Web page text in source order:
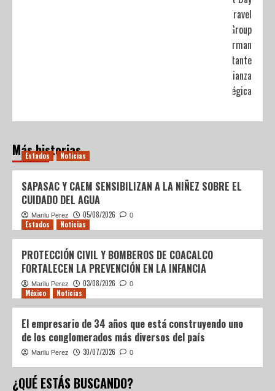
Travel
Group
firman
importante
alianza
estratégica
Más historias
Estados Noticias
SAPASAC Y CAEM SENSIBILIZAN A LA NIÑEZ SOBRE EL
CUIDADO DEL AGUA
Marilu Perez 05/08/2026 0
Estados Noticias
PROTECCIÓN CIVIL Y BOMBEROS DE COACALCO
FORTALECEN LA PREVENCIÓN EN LA INFANCIA
Marilu Perez 03/08/2026 0
México Noticias
El empresario de 34 años que está construyendo uno
de los conglomerados más diversos del país
Marilu Perez 30/07/2026 0
¿QUÉ ESTÁS BUSCANDO?